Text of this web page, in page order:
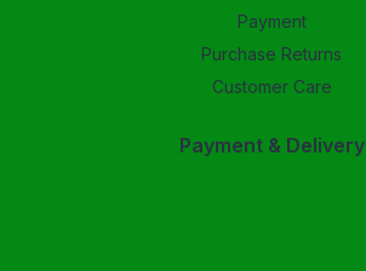
Payment
Purchase Returns
Customer Care
Payment & Delivery